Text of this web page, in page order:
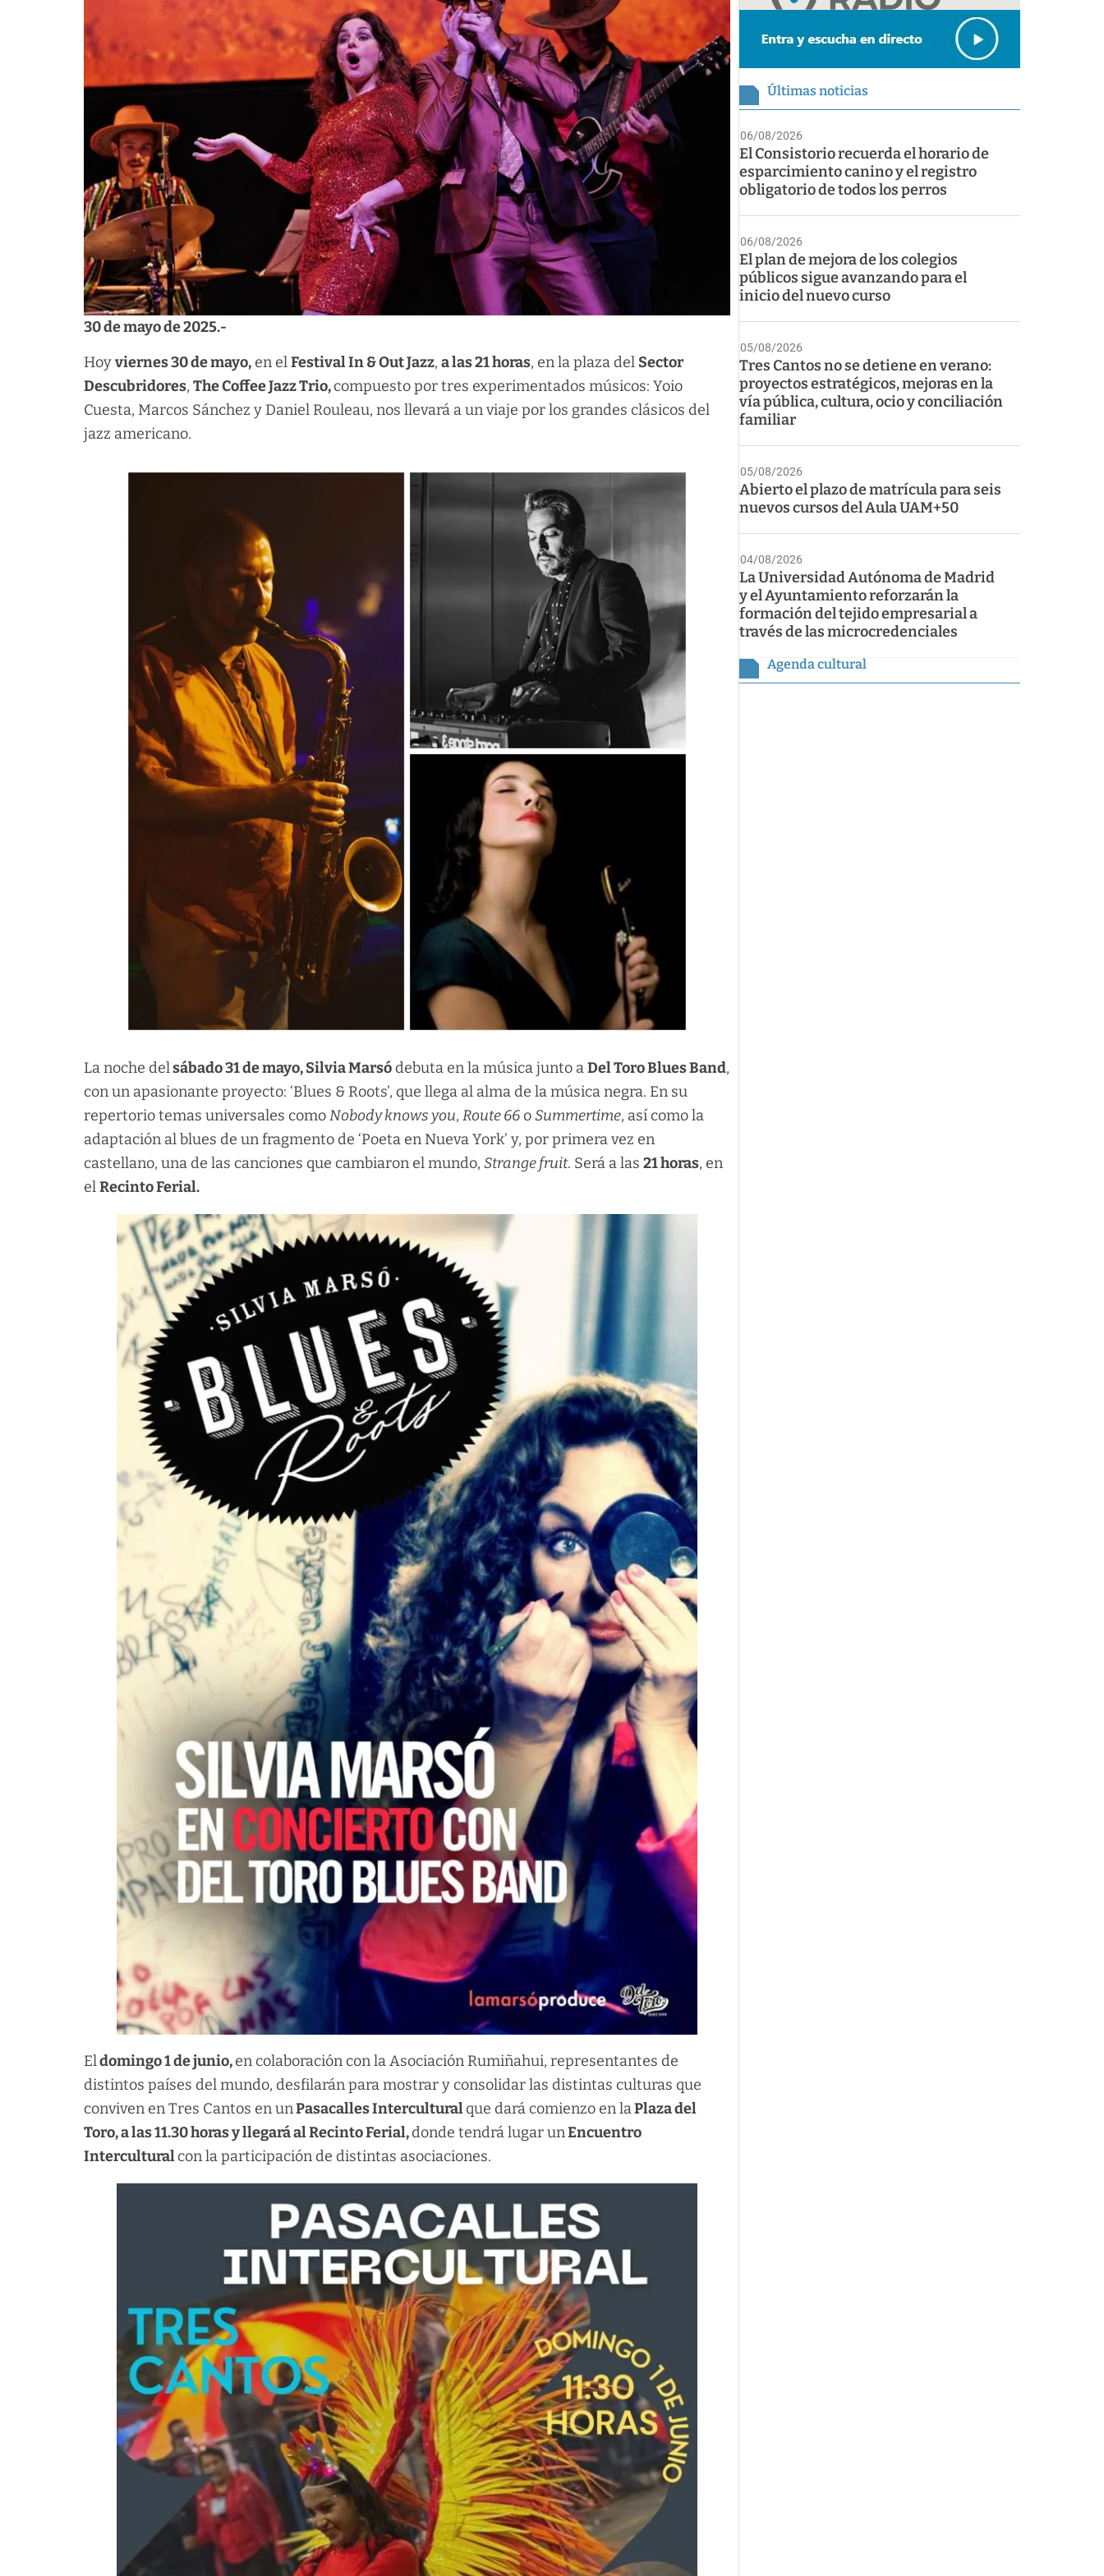
30 de mayo de 2025.-
Hoyviernes 30 de mayo, en elFestival In & Out Jazz, a las 21 horas, en la plaza del Sector
Descubridores, The Coffee Jazz Trio,compuesto por tres experimentados músicos: Yoio
Cuesta, Marcos Sánchez y Daniel Rouleau, nos llevará a un viaje por los grandes clásicos del
jazz americano.
La noche delsábado 31 de mayo, Silvia Marsó debuta en la música junto aDel Toro Blues Band,
con un apasionante proyecto: ‘Blues & Roots’, que llega al alma de la música negra. En su
repertorio temas universales comoNobody knows you, Route 66 oSummertime, así como la
adaptación al blues de un fragmento de ‘Poeta en Nueva York’ y, por primera vez en
castellano, una de las canciones que cambiaron el mundo, Strange fruit. Será a las 21 horas, en
elRecinto Ferial.
Eldomingo 1 de junio,en colaboración con la Asociación Rumiñahui, representantes de
distintos países del mundo, desfilarán para mostrar y consolidar las distintas culturas que
conviven en Tres Cantos en unPasacalles Interculturalque dará comienzo en laPlaza del
Toro, a las 11.30 horas y llegará al Recinto Ferial,donde tendrá lugar unEncuentro
Interculturalcon la participación de distintas asociaciones.
Últimas noticias
06/08/2026
El Consistorio recuerda el horario de
esparcimiento canino y el registro
obligatorio de todos los perros
06/08/2026
El plan de mejora de los colegios
públicos sigue avanzando para el
inicio del nuevo curso
05/08/2026
Tres Cantos no se detiene en verano:
proyectos estratégicos, mejoras en la
vía pública, cultura, ocio y conciliación
familiar
05/08/2026
Abierto el plazo de matrícula para seis
nuevos cursos del Aula UAM+50
04/08/2026
La Universidad Autónoma de Madrid
y el Ayuntamiento reforzarán la
formación del tejido empresarial a
través de las microcredenciales
Agenda cultural